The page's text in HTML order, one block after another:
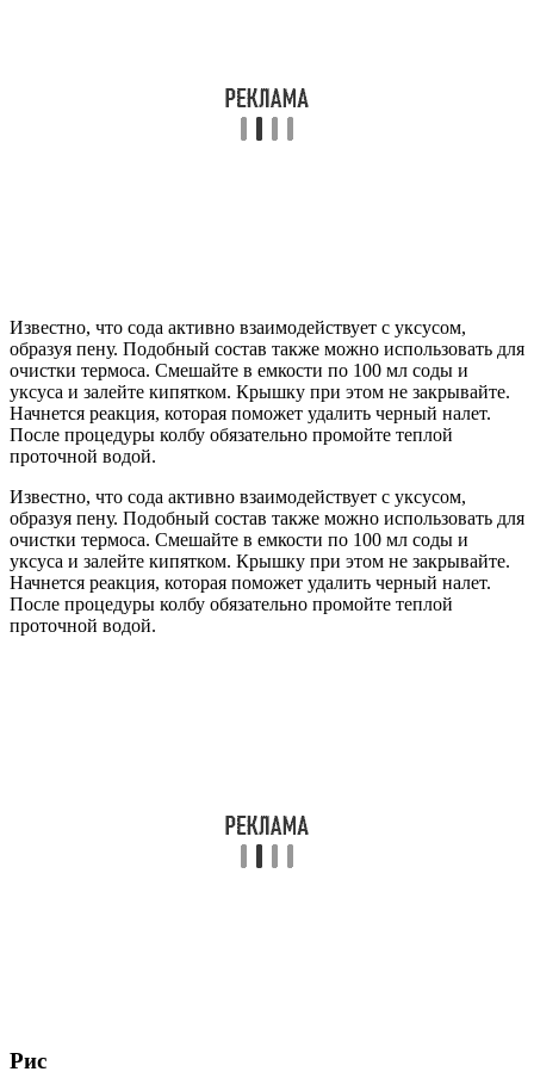
Известно, что сода активно взаимодействует с уксусом,
образуя пену. Подобный состав также можно использовать для
очистки термоса. Смешайте в емкости по 100 мл соды и
уксуса и залейте кипятком. Крышку при этом не закрывайте.
Начнется реакция, которая поможет удалить черный налет.
После процедуры колбу обязательно промойте теплой
проточной водой.
Известно, что сода активно взаимодействует с уксусом,
образуя пену. Подобный состав также можно использовать для
очистки термоса. Смешайте в емкости по 100 мл соды и
уксуса и залейте кипятком. Крышку при этом не закрывайте.
Начнется реакция, которая поможет удалить черный налет.
После процедуры колбу обязательно промойте теплой
проточной водой.
Рис